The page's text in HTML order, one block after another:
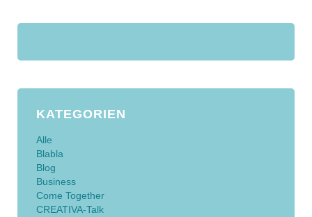
KATEGORIEN
Alle
Blabla
Blog
Business
Come Together
CREATIVA-Talk